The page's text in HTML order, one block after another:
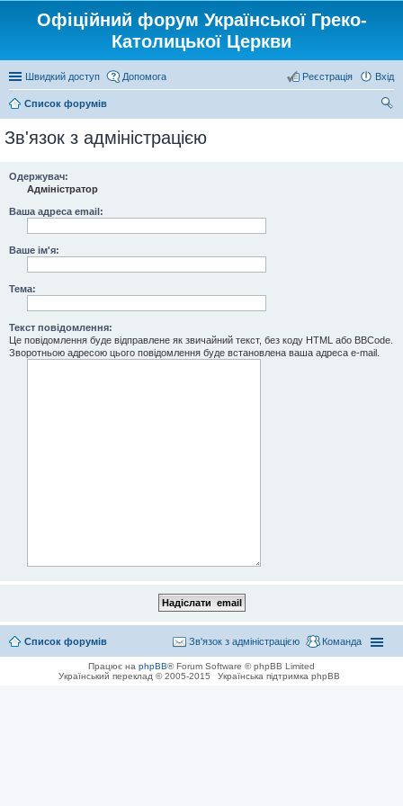
Офіційний форум Української Греко-
Католицької Церкви
Швидкий доступ Допомога Вхід
Реєстрація
Список форумів
Зв'язок з адміністрацією
Одержувач:
Адміністратор
Ваша адреса email:
Ваше ім'я:
Тема:
Текст повідомлення:
Це повідомлення буде відправлене як звичайний текст, без коду HTML або BBCode.
Зворотньою адресою цього повідомлення буде встановлена ваша адреса e-mail.
Список форумів Команда
Зв'язок з адміністрацією
Працює на phpBB® Forum Software © phpBB Limited
Український переклад © 2005-2015
Українська підтримка phpBB